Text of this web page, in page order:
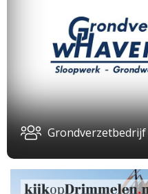
Grondverzetbedrijf